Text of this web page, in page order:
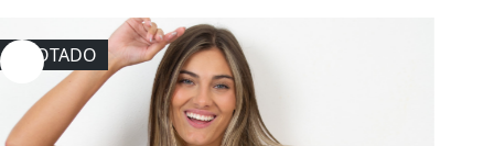
AGOTADO